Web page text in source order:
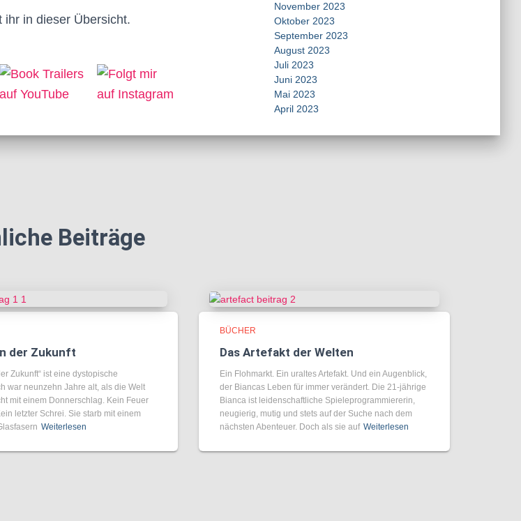
ihr in dieser Übersicht.
November 2023
Oktober 2023
September 2023
August 2023
Juli 2023
Juni 2023
Mai 2023
April 2023
Beiträge
der Zukunft
Zukunft“ ist eine dystopische
war neunzehn Jahre alt, als die Welt
mit einem Donnerschlag. Kein Feuer
letzter Schrei. Sie starb mit einem
Weiterlesen
BÜCHER
Das Artefakt der Welten
Ein Flohmarkt. Ein uraltes Artefakt. Und ein Augenblick,
der Biancas Leben für immer verändert. Die 21-jährige
Bianca ist leidenschaftliche Spieleprogrammiererin,
neugierig, mutig und stets auf der Suche nach dem
nächsten Abenteuer. Doch als sie auf Weiterlesen